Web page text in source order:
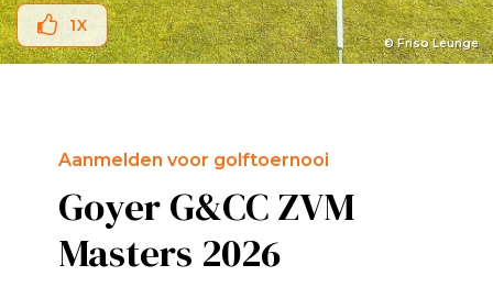
© Friso Leunge
1X
Aanmelden voor golftoernooi
Goyer G&CC ZVM
Masters 2026